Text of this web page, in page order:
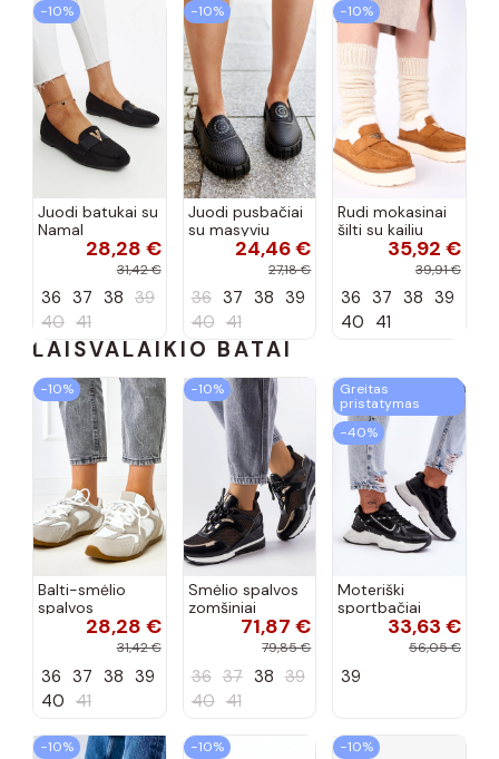
−10%
Juodi batukai su
Namal
dekoracija28,28 €
31,42 €
36 37 38 39
40 41
−10%
Juodi pusbačiai
su masyviu
padu Teska24,46 €
27,18 €
36 37 38 39
40 41
−10%
Rudi mokasinai
šilti su kailiu
35,92 €
39,91 €
36 37 38 39
40 41
LAISVALAIKIO BATAI
−10%
Balti-smėlio
spalvos
sportiniai
Casey
28,28 €
31,42 €
36 37 38 39
40 41
−10%
Smėlio spalvos
zomšiniai
sportiniai
bateliai, „Karino"
71,87 €
79,85 €
36 37 38 39
40 41
Greitas
pristatymas
−40%
Moteriški
sportbačiai
juodos spalvos
33,63 €
56,05 €
39
−10% −10% −10%